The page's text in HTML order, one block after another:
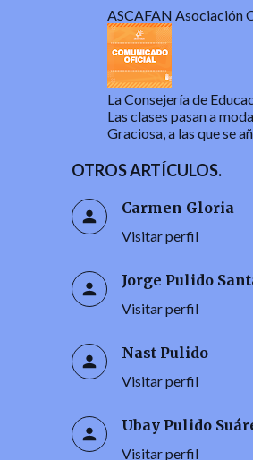
ASCAFAN Asociación
La Consejería de
Las clases pasan a
Graciosa, a las que se
OTROS ARTÍCULOS.
Carmen Gloria
Visitar perfil
Jorge Pulido
Visitar perfil
Nast Pulido
Visitar perfil
Ubay Pulido
Visitar perfil